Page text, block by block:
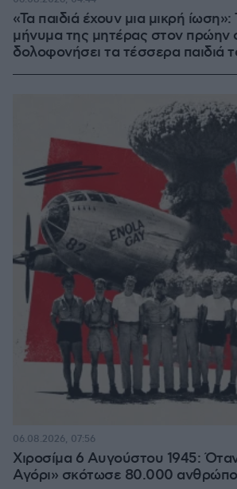
«Τα παιδιά έχουν μια μικρή ίωση»:
μήνυμα της μητέρας στον πρώην
δολοφονήσει τα τέσσερα παιδιά
Χιροσίμα 6 Αυγούστου 1945:
Αγόρι» σκότωσε 80.000
06.08.2026, 07:56